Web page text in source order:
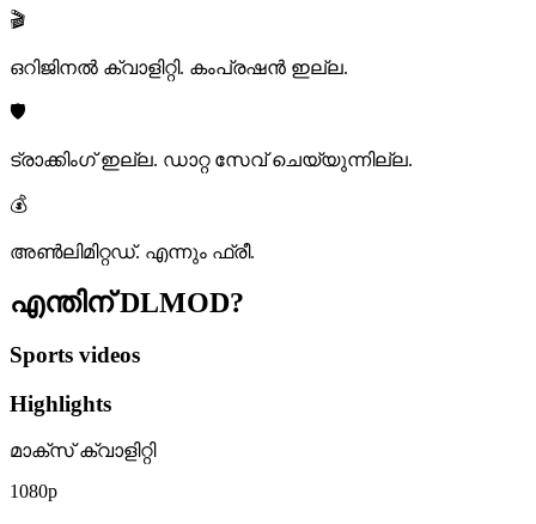
🎬
ഒറിജിനൽ ക്വാളിറ്റി. കംപ്രഷൻ ഇല്ല.
🛡️
ട്രാക്കിംഗ് ഇല്ല. ഡാറ്റ സേവ് ചെയ്യുന്നില്ല.
💰
അൺലിമിറ്റഡ്. എന്നും ഫ്രീ.
എന്തിന് DLMOD?
Sports videos
Highlights
മാക്സ് ക്വാളിറ്റി
1080p